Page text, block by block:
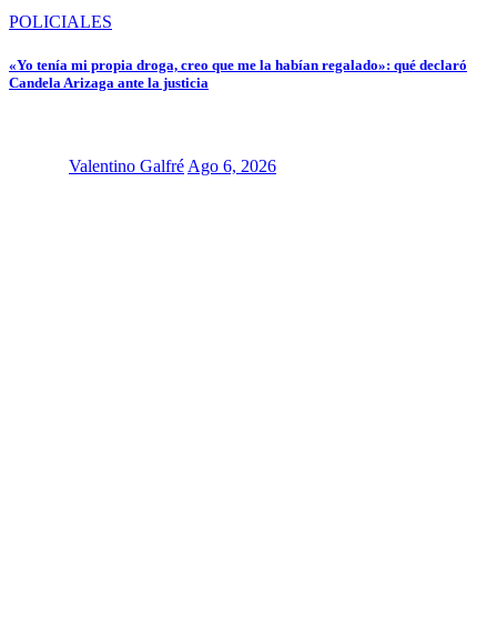
POLICIALES
«Yo tenía mi propia droga, creo que me la habían regalado»: qué declaró
Candela Arizaga ante la justicia
Valentino Galfré Ago 6, 2026